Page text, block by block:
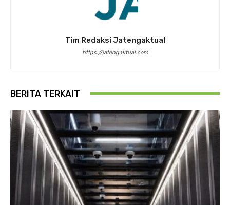
Tim Redaksi Jatengaktual
https://jatengaktual.com
BERITA TERKAIT